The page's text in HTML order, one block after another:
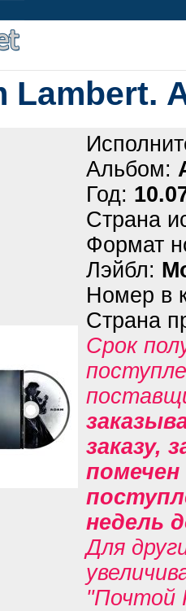
Lambert.
Альбом:
Год:
Страна
Формат
Лэйбл:
Номер в
Страна
Срок
заказу,
помечен
недель
Для
"Почтой